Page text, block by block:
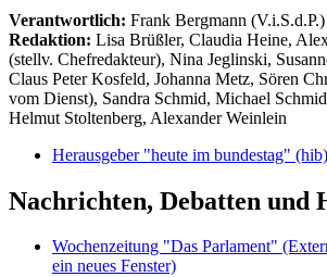
Verantwortlich: Frank Bergmann (V.i.S.d.P.)
Redaktion: Lisa Brüßler, Claudia Heine,
(stellv. Chefredakteur), Nina Jeglinski,
Claus Peter Kosfeld, Johanna Metz, Sören
vom Dienst), Sandra Schmid, Michael
Helmut Stoltenberg, Alexander Weinlein
Herausgeber "heute im bundestag" (hib)
Nachrichten, Debatten und
Wochenzeitung "Das Parlament"
ein neues Fenster)